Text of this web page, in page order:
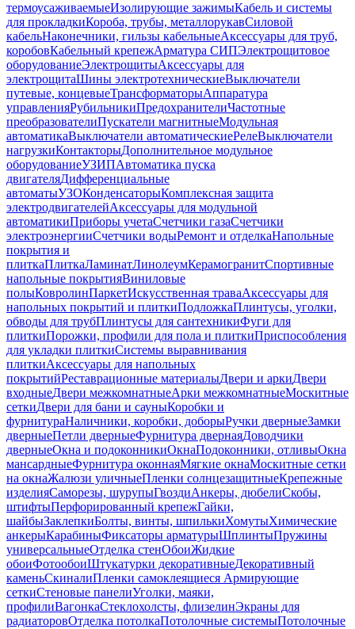
термоусаживаемыеИзолирующие зажимыКабель и системы
для прокладкиКороба, трубы, металлорукавСиловой
кабельНаконечники, гильзы кабельныеАксессуары для труб,
коробовКабельный крепежАрматура СИПЭлектрощитовое
оборудованиеЭлектрощитыАксессуары для
электрощитаШины электротехническиеВыключатели
путевые, концевыеТрансформаторыАппаратура
управленияРубильникиПредохранителиЧастотные
преобразователиПускатели магнитныеМодульная
автоматикаВыключатели автоматическиеРелеВыключатели
нагрузкиКонтакторыДополнительное модульное
оборудованиеУЗИПАвтоматика пуска
двигателяДифференциальные
автоматыУЗОКонденсаторыКомплексная защита
электродвигателейАксессуары для модульной
автоматикиПриборы учетаСчетчики газаСчетчики
электроэнергииСчетчики водыРемонт и отделкаНапольные
покрытия и
плиткаПлиткаЛаминатЛинолеумКерамогранитСпортивные
напольные покрытияВиниловые
полыКовролинПаркетИскусственная траваАксессуары для
напольных покрытий и плиткиПодложкаПлинтусы, уголки,
обводы для трубПлинтусы для сантехникиФуги для
плиткиПорожки, профили для пола и плиткиПриспособления
для укладки плиткиСистемы выравнивания
плиткиАксессуары для напольных
покрытийРеставрационные материалыДвери и аркиДвери
входныеДвери межкомнатныеАрки межкомнатныеМоскитные
сеткиДвери для бани и сауныКоробки и
фурнитураНаличники, коробки, доборыРучки дверныеЗамки
дверныеПетли дверныеФурнитура двернаяДоводчики
дверныеОкна и подоконникиОкнаПодоконники, отливыОкна
мансардныеФурнитура оконнаяМягкие окнаМоскитные сетки
на окнаЖалюзи уличныеПленки солнцезащитныеКрепежные
изделияСаморезы, шурупыГвоздиАнкеры, дюбелиСкобы,
штифтыПерфорированный крепежГайки,
шайбыЗаклепкиБолты, винты, шпилькиХомутыХимические
анкерыКарабиныФиксаторы арматурыШплинтыПружины
универсальныеОтделка стенОбоиЖидкие
обоиФотообоиШтукатурки декоративныеДекоративный
каменьСкиналиПленки самоклеящиеся Армирующие
сеткиСтеновые панелиУголки, маяки,
профилиВагонкаСтеклохолсты, флизелинЭкраны для
радиаторовОтделка потолкаПотолочные системыПотолочные